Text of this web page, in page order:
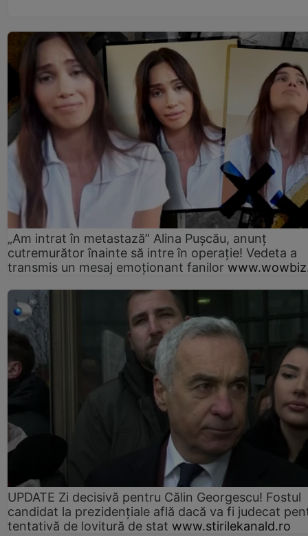
„Am intrat în metastază” Alina Pușcău, anunț
cutremurător înainte să intre în operație! Vedeta a
transmis un mesaj emoționant fanilor
UPDATE Zi decisivă pentru Călin Georgescu! Fostul
candidat la prezidențiale află dacă va fi judecat
tentativă de lovitură de stat www.stirilekanald.ro